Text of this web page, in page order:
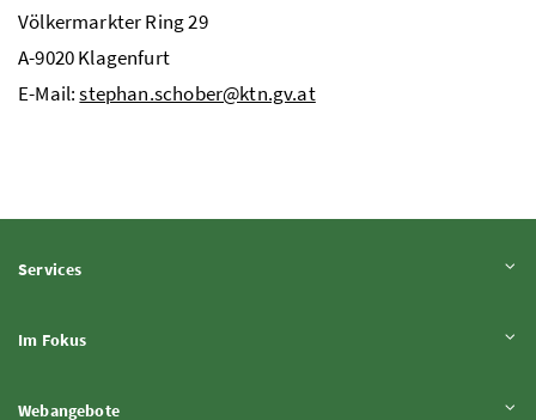
Völkermarkter Ring 29
A-9020 Klagenfurt
E-Mail:stephan.schober@ktn.gv.at
ServicesInhalt aufklappen
Im FokusInhalt aufklappen
WebangeboteInhalt aufklappen